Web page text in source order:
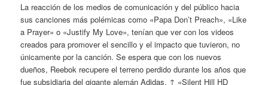
La reacción de los medios de comunicación y del público hacia
sus canciones más polémicas como «Papa Don’t Preach», «Like
a Prayer» o «Justify My Love», tenían que ver con los videos
creados para promover el sencillo y el impacto que tuvieron, no
únicamente por la canción. Se espera que con los nuevos
dueños, Reebok recupere el terreno perdido durante los años que
fue subsidiaria del gigante alemán Adidas. ↑ «Silent Hill HD